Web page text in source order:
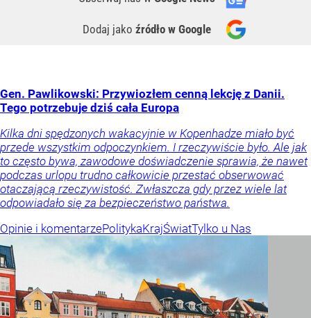
Dodaj jako źródło w Google
Gen. Pawlikowski: Przywiozłem cenną lekcję z Danii.
Tego potrzebuje dziś cała Europa
Kilka dni spędzonych wakacyjnie w Kopenhadze miało być
przede wszystkim odpoczynkiem. I rzeczywiście było. Ale jak
to często bywa, zawodowe doświadczenie sprawia, że nawet
podczas urlopu trudno całkowicie przestać obserwować
otaczającą rzeczywistość. Zwłaszcza gdy przez wiele lat
odpowiadało się za bezpieczeństwo państwa.
Opinie i komentarzePolitykaKrajŚwiatTylko u Nas